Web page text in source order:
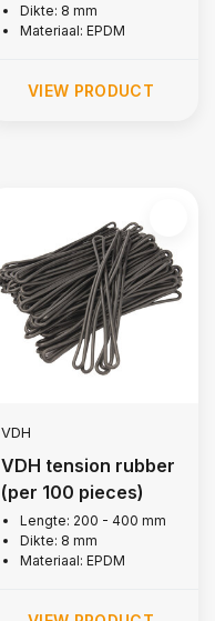
Dikte: 8 mm
Materiaal: EPDM
VIEW PRODUCT
VDH
VDH tension rubber
(per 100 pieces)
Lengte: 200 - 400 mm
Dikte: 8 mm
Materiaal: EPDM